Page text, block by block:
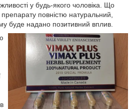
у будь-якого чоловіка. Що
повністю натуральний,
буде надано позитивний вплив.